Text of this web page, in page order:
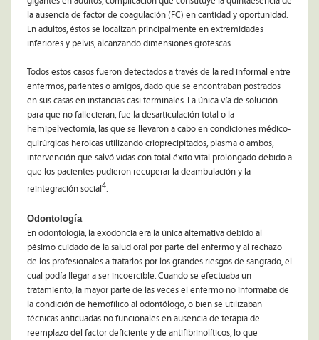
la ausencia de factor de coagulación (FC) en cantidad y oportunidad.
En adultos, éstos se localizan principalmente en extremidades
inferiores y pelvis, alcanzando dimensiones grotescas.
Todos estos casos fueron detectados a través de la red informal entre
enfermos, parientes o amigos, dado que se encontraban postrados
en sus casas en instancias casi terminales. La única vía de solución
para que no fallecieran, fue la desarticulación total o la
hemipelvectomía, las que se llevaron a cabo en condiciones médico-
quirúrgicas heroicas utilizando crioprecipitados, plasma o ambos,
intervención que salvó vidas con total éxito vital prolongado debido a
que los pacientes pudieron recuperar la deambulación y la
reintegración social4.
Odontología
En odontología, la exodoncia era la única alternativa debido al
pésimo cuidado de la salud oral por parte del enfermo y al rechazo
de los profesionales a tratarlos por los grandes riesgos de sangrado, el
cual podía llegar a ser incoercible. Cuando se efectuaba un
tratamiento, la mayor parte de las veces el enfermo no informaba de
la condición de hemofílico al odontólogo, o bien se utilizaban
técnicas anticuadas no funcionales en ausencia de terapia de
reemplazo del factor deficiente y de antifibrinolíticos, lo que